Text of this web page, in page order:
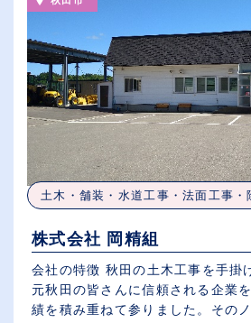
土木・舗装・水道工事・法面工事・
株式会社 岡精組
会社の特徴 秋田の土木工事を手掛
元秋田の皆さんに信頼される企業
績を積み重ねて参りました。その